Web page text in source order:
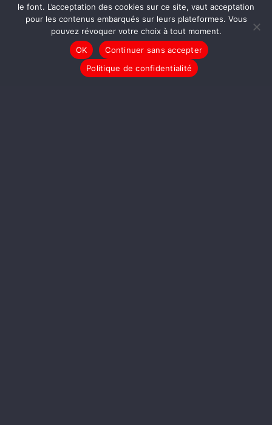
des citoyens électeurs sans se mettre en péril.
La reconnaissance du vote blanc comme
suffrage exprimé doit d'inscrire dans la
modernisation de notre démocratie.
Mesdames et Messieurs les politiques, n'ayez
pas peur de la conscience des citoyens, osez
le font. L’acceptation des cookies sur ce site, vaut acceptation
pour les contenus embarqués sur leurs plateformes. Vous
pouvez révoquer votre choix à tout moment.
OK
Continuer sans accepter
Politique de confidentialité